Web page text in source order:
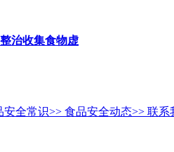
治收集食物虚
安全常识>> 食品安全动态>> 联系